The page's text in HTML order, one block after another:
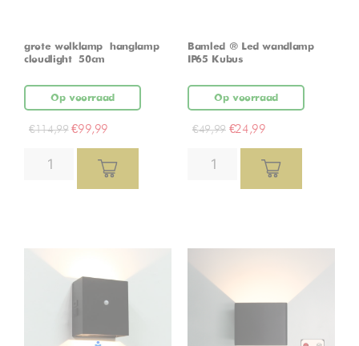
grote wolklamp – hanglamp –
cloudlight – 50cm
Op voorraad
€114,99 €99,99
Bamled ® Led wandlamp
IP65 Kubus
Op voorraad
€49,99 €24,99